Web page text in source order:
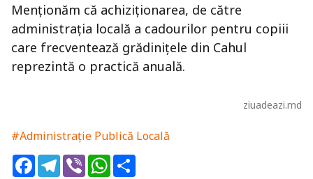
Menționăm că achiziționarea, de către
administrația locală a cadourilor pentru copiii
care frecventează grădinițele din Cahul
reprezintă o practică anuală.
ziuadeazi.md
#Administrație Publică Locală
FacebookTelegram
ViberWhatsApp